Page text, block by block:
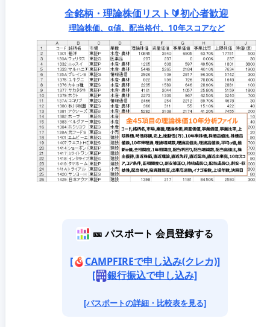
全銘柄・理論株価リスト🔰初心者歓迎
理論株価、α値、配当格付、10年スコアなど
🎫 パスポート 会員登録する
[
CAMPFIREで申し込み(クレカ)]
[
銀行振込で申し込み]
[パスポートの詳細・比較表を見る]